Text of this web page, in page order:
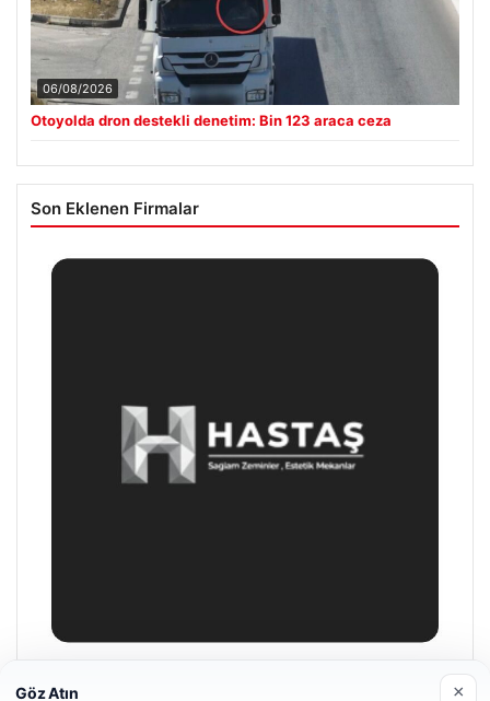
06/08/2026
Otoyolda dron destekli denetim: Bin 123 araca ceza
Son Eklenen Firmalar
Hastaş Beton
Göz Atın ×